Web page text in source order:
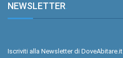
NEWSLETTER.
Iscriviti alla Newsletter di DoveAbitare.it